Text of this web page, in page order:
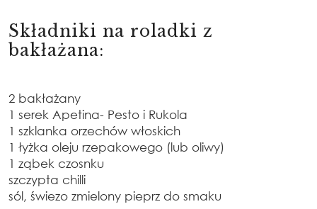
Składniki na roladki z
bakłażana:
2 bakłażany
1 serek Apetina- Pesto i Rukola
1 szklanka orzechów włoskich
1 łyżka oleju rzepakowego (lub oliwy)
1 ząbek czosnku
szczypta chilli
sól, świezo zmielony pieprz do smaku